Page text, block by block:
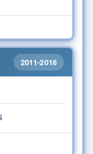
2011-2016